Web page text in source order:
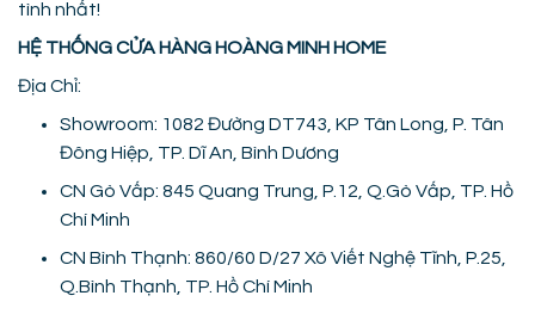
tình nhất!
HỆ THỐNG CỬA HÀNG HOÀNG MINH HOME
Địa Chỉ:
Showroom: 1082 Đường DT743, KP Tân Long, P. Tân
Đông Hiệp, TP. Dĩ An, Bình Dương
CN Gò Vấp: 845 Quang Trung, P.12, Q.Gò Vấp, TP. Hồ
Chí Minh
CN Bình Thạnh: 860/60 D/27 Xô Viết Nghệ Tĩnh, P.25,
Q.Bình Thạnh, TP. Hồ Chí Minh